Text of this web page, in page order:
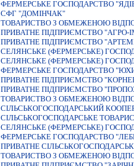
ФЕРМЕРСЬКЕ ГОСПОДАРСТВО
СФГ "ДОМІНЧАК"
ТОВАРИСТВО З ОБМЕЖЕНОЮ
ПРИВАТНЕ ПIДПРИЄМСТВО "АГРО-
ПРИВАТНЕ ПIДПРИЄМСТВО
СЕЛЯНСЬКЕ (ФЕРМЕРСЬКЕ)
СЕЛЯНСЬКЕ (ФЕРМЕРСЬКЕ)
ФЕРМЕРСЬКЕ ГОСПОДАРСТВО
ПРИВАТНЕ ПIДПРИЄМСТВО
ПРИВАТНЕ ПІДПРИЄМСТВО
ТОВАРИСТВО З ОБМЕЖЕНОЮ
СIЛЬСЬКОГОСПОДАРСЬКИЙ
СIЛЬСЬКОГОСПОДАРСЬКЕ
СЕЛЯНСЬКЕ (ФЕРМЕРСЬКЕ)
ФЕРМЕРСЬКЕ ГОСПОДАРСТВО
ПРИВАТНЕ
ТОВАРИСТВО З ОБМЕЖЕНОЮ